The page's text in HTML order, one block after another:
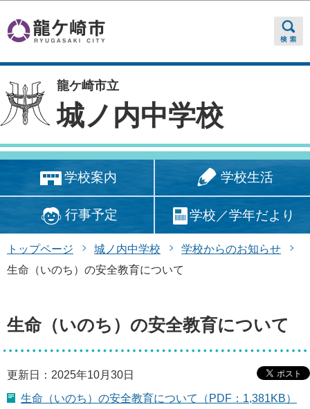
龍ケ崎市立
城ノ内中学校
学校案内 学校生活
行事予定 学校／学年だより
トップページ 城ノ内中学校
学校からのお知らせ
生命（いのち）の安全教育について
生命（いのち）の安全教育について
更新日：2025年10月30日
生命（いのち）の安全教育について（PDF：1,381KB）